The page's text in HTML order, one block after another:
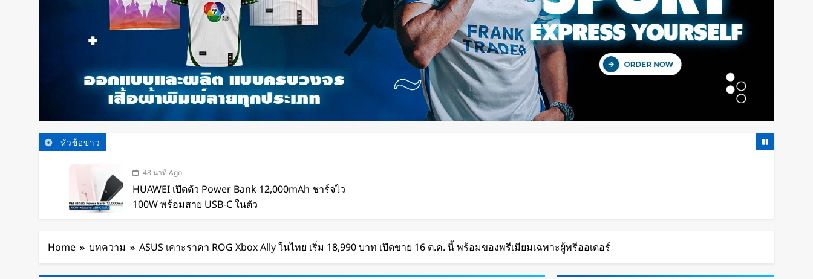
หัวข้อข่าว
48 นาที Ago
HUAWEI เปิดตัว Power Bank 12,000mAh ชาร์จไว
100W พร้อมสาย USB-C ในตัว
หุ่นยนต์ Humanoid จีนก้าวกระโดด จากโชว์
เทคโนโลยีสู่การทำงานจริง
Home บทความ ASUS เคาะราคา ROG Xbox Ally ในไทย เริ่ม 18,990 บาท เปิดขาย 16 ต.ค. นี้ พร้อมของพรีเมียมเฉพาะผู้พรีออเดอร์